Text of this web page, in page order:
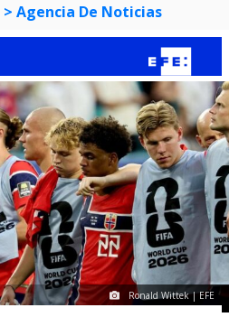
> Agencia De Noticias
Ronald Wittek | EFE